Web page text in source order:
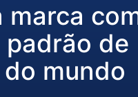
marca
de
mundo